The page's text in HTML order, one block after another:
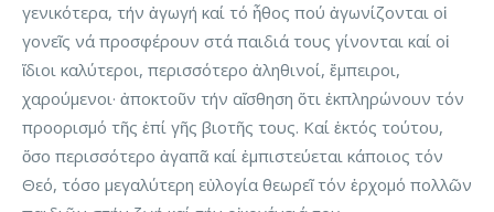
γενικότερα, τήν ἀγωγή καί τό ἦθος πού ἀγωνίζονται οἱ
γονεῖς νά προσφέρουν στά παιδιά τους γίνονται καί οἱ
ἴδιοι καλύτεροι, περισσότερο ἀληθινοί, ἔμπειροι,
χαρούμενοι· ἀποκτοῦν τήν αἴσθηση ὅτι ἐκπληρώνουν τόν
προορισμό τῆς ἐπί γῆς βιοτῆς τους. Καί ἐκτός τούτου,
ὅσο περισσότερο ἀγαπᾶ καί ἐμπιστεύεται κάποιος τόν
Θεό, τόσο μεγαλύτερη εὐλογία θεωρεῖ τόν ἐρχομό πολλῶν